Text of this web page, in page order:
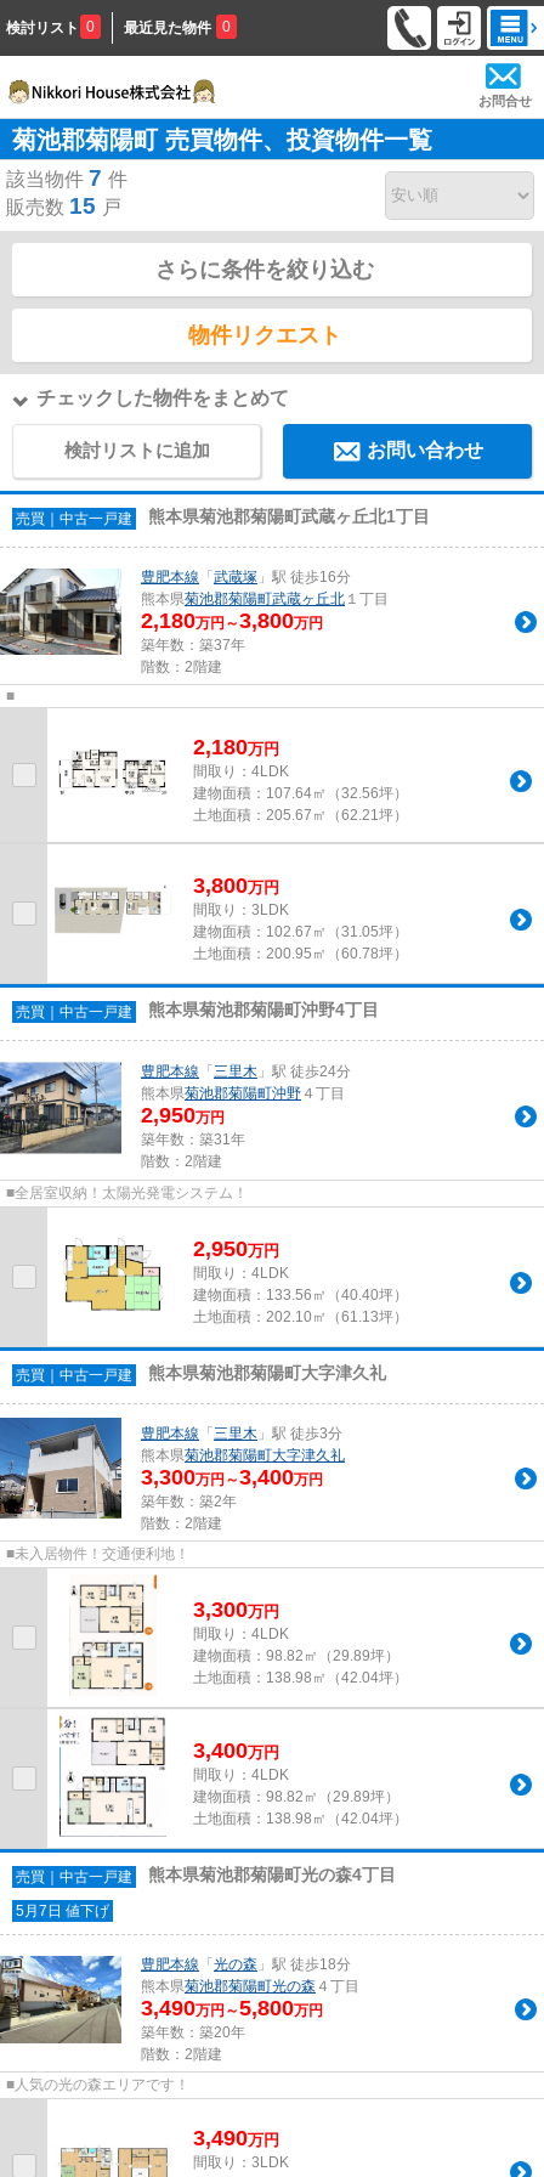
検討リスト 0 最近見た物件 0
お問合せ
菊池郡菊陽町 売買物件、投資物件一覧
該当物件 7 件
販売数 15 戸
さらに条件を絞り込む
物件リクエスト
チェックした物件をまとめて
検討リストに追加 お問い合わせ
売買｜中古一戸建 熊本県菊池郡菊陽町武蔵ヶ丘北1丁目
豊肥本線 「 武蔵塚 」駅 徒歩16分
熊本県菊池郡菊陽町武蔵ヶ丘北 １丁目
2,180万円～3,800万円
築年数：築37年
階数：2階建
■
2,180万円
間取り：4LDK
建物面積： 107.64㎡（32.56坪）
土地面積： 205.67㎡（62.21坪）
3,800万円
間取り：3LDK
建物面積： 102.67㎡（31.05坪）
土地面積： 200.95㎡（60.78坪）
売買｜中古一戸建 熊本県菊池郡菊陽町沖野4丁目
豊肥本線 「 三里木 」駅 徒歩24分
熊本県菊池郡菊陽町沖野 ４丁目
2,950万円
築年数：築31年
階数：2階建
■全居室収納！太陽光発電システム！
2,950万円
間取り：4LDK
建物面積： 133.56㎡（40.40坪）
土地面積： 202.10㎡（61.13坪）
売買｜中古一戸建 熊本県菊池郡菊陽町大字津久礼
豊肥本線 「 三里木 」駅 徒歩3分
熊本県菊池郡菊陽町大字津久礼
3,300万円～3,400万円
築年数：築2年
階数：2階建
■未入居物件！交通便利地！
3,300万円
間取り：4LDK
建物面積： 98.82㎡（29.89坪）
土地面積： 138.98㎡（42.04坪）
3,400万円
間取り：4LDK
建物面積： 98.82㎡（29.89坪）
土地面積： 138.98㎡（42.04坪）
売買｜中古一戸建 熊本県菊池郡菊陽町光の森4丁目
5月7日 値下げ
豊肥本線 「 光の森 」駅 徒歩18分
熊本県菊池郡菊陽町光の森 ４丁目
3,490万円～5,800万円
築年数：築20年
階数：2階建
■人気の光の森エリアです！
3,490万円
間取り：3LDK